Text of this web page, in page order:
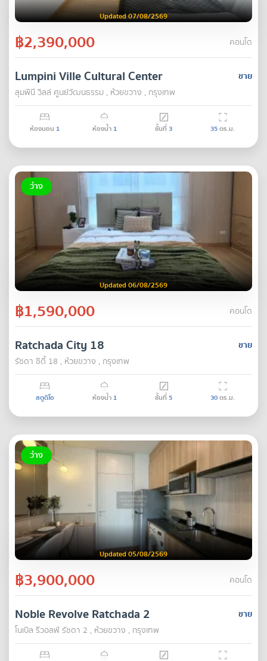
Updated 07/08/2569
฿2,390,000 คอนโด
ขาย
Lumpini Ville Cultural Center
ลุมพินี วิลล์ ศูนย์วัฒนธรรม , ห้วยขวาง , กรุงเทพ
ห้องนอน 1 ห้องน้ำ 1 ชั้นที่3 35ตร.ม.
ว่าง
Updated 06/08/2569
฿1,590,000 คอนโด
ขาย
Ratchada City 18
รัชดา ซิตี้ 18 , ห้วยขวาง , กรุงเทพ
สตูดิโอ ห้องน้ำ 1 ชั้นที่5 30ตร.ม.
ว่าง
Updated 05/08/2569
฿3,900,000 คอนโด
ขาย
Noble Revolve Ratchada 2
โนเบิล รีวอลฟ์ รัชดา 2 , ห้วยขวาง , กรุงเทพ